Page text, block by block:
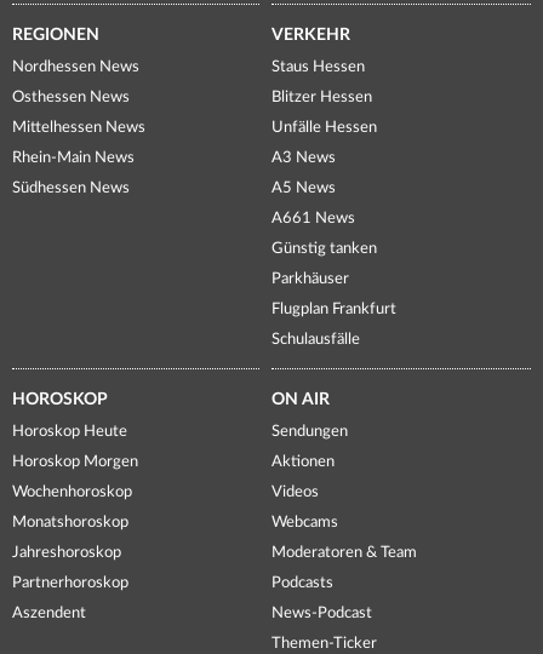
REGIONEN
Nordhessen News
Osthessen News
Mittelhessen News
Rhein-Main News
Südhessen News
VERKEHR
Staus Hessen
Blitzer Hessen
Unfälle Hessen
A3 News
A5 News
A661 News
Günstig tanken
Parkhäuser
Flugplan Frankfurt
Schulausfälle
HOROSKOP
Horoskop Heute
Horoskop Morgen
Wochenhoroskop
Monatshoroskop
Jahreshoroskop
Partnerhoroskop
Aszendent
ON AIR
Sendungen
Aktionen
Videos
Webcams
Moderatoren & Team
Podcasts
News-Podcast
Themen-Ticker